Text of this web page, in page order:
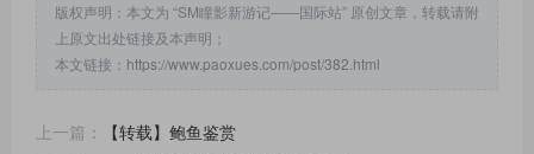
版权声明：本文为 “SM瞳影新游记——国际站” 原创文章，转载请附
上原文出处链接及本声明；
本文链接： https://www.paoxues.com/post/382.html
上一篇：
【转载】鲍鱼鉴赏